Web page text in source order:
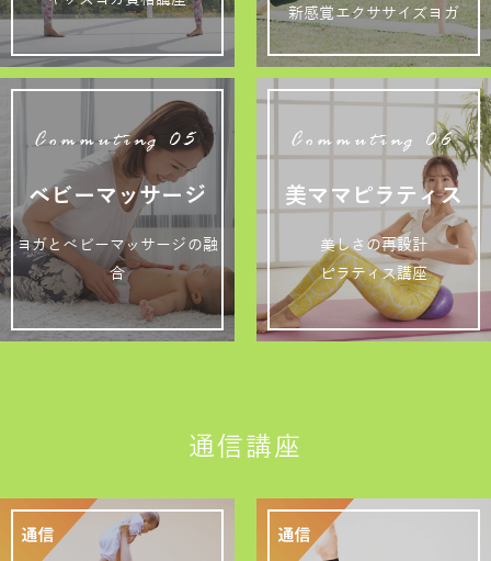
新感覚エクササイズヨガ
Commuting 05
ベビーマッサージ
ヨガとベビーマッサージの融
合
Commuting 06
美ママピラティス
美しさの再設計
ピラティス講座
通信講座